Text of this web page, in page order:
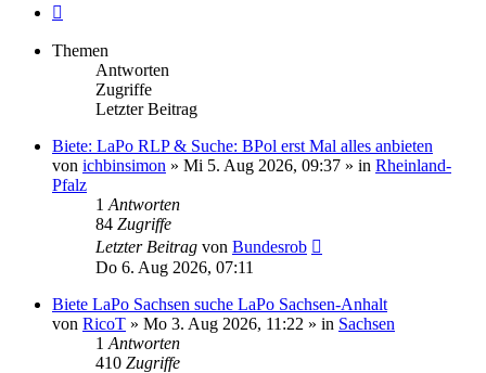
Themen
Antworten
Zugriffe
Letzter Beitrag
Biete: LaPo RLP & Suche: BPol erst Mal alles anbieten
von ichbinsimon » Mi 5. Aug 2026, 09:37 » in Rheinland-
Pfalz
1 Antworten
84 Zugriffe
Letzter Beitrag von Bundesrob
Do 6. Aug 2026, 07:11
Biete LaPo Sachsen suche LaPo Sachsen-Anhalt
von RicoT » Mo 3. Aug 2026, 11:22 » in Sachsen
1 Antworten
410 Zugriffe